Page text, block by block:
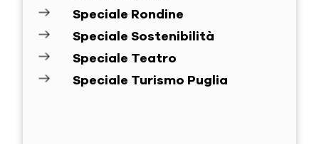
Speciale Rondine
Speciale Sostenibilità
Speciale Teatro
Speciale Turismo Puglia